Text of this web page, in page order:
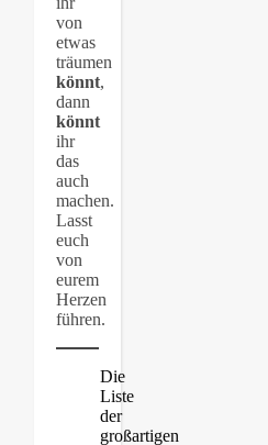
von
etwas
träumen
könnt,
dann
könnt
ihr
das
auch
machen.
Lasst
euch
von
eurem
Herzen
führen.
Die
Liste
der
großartigen